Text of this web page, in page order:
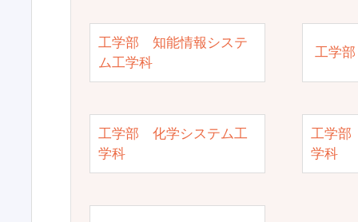
工学部 知能情報システ
ム工学科
工学
工学部 化学システム工
学科
工学部
学科